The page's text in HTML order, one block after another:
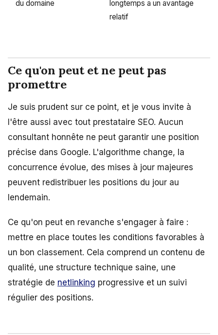
du domaine
longtemps a un avantage
relatif
Ce qu'on peut et ne peut pas
promettre
Je suis prudent sur ce point, et je vous invite à
l'être aussi avec tout prestataire SEO. Aucun
consultant honnête ne peut garantir une position
précise dans Google. L'algorithme change, la
concurrence évolue, des mises à jour majeures
peuvent redistribuer les positions du jour au
lendemain.
Ce qu'on peut en revanche s'engager à faire :
mettre en place toutes les conditions favorables à
un bon classement. Cela comprend un contenu de
qualité, une structure technique saine, une
stratégie de netlinking progressive et un suivi
régulier des positions.